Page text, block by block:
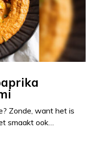
Zonde, want het is
smaakt ook…